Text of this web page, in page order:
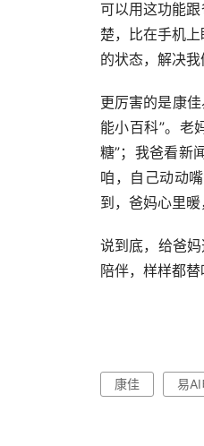
可以用这功能
楚，比在手机
的状态，解决我
更厉害的是康
能小百科”。老
糖”；我爸看新
咱，自己动动
到，爸妈心里暖
说到底，给爸
陪伴，样样都
康佳 易